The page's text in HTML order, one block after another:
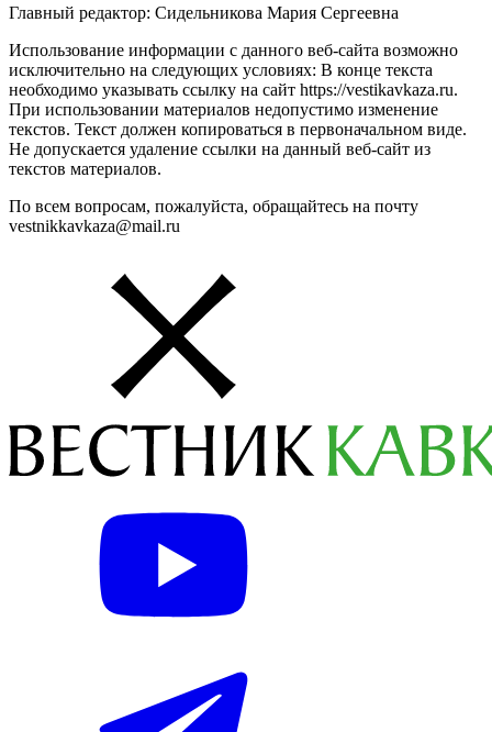
Главный редактор: Сидельникова Мария Сергеевна
Использование информации с данного веб-сайта возможно
исключительно на следующих условиях: В конце текста
необходимо указывать ссылку на сайт https://vestikavkaza.ru.
При использовании материалов недопустимо изменение
текстов. Текст должен копироваться в первоначальном виде.
Не допускается удаление ссылки на данный веб-сайт из
текстов материалов.
По всем вопросам, пожалуйста, обращайтесь на почту
vestnikkavkaza@mail.ru